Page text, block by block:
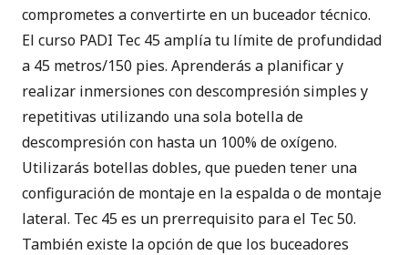
comprometes a convertirte en un buceador técnico.
El curso PADI Tec 45 amplía tu límite de profundidad
a 45 metros/150 pies. Aprenderás a planificar y
realizar inmersiones con descompresión simples y
repetitivas utilizando una sola botella de
descompresión con hasta un 100% de oxígeno.
Utilizarás botellas dobles, que pueden tener una
configuración de montaje en la espalda o de montaje
lateral. Tec 45 es un prerrequisito para el Tec 50.
También existe la opción de que los buceadores